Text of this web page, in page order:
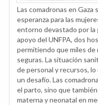
Las comadronas en
esperanza para las
entorno devastado por la
apoyo del UNFPA, dos
permitiendo que miles de
seguras. La situación
de personal y recursos,
un desafío. Las
el parto, sino que
materna y neonatal en